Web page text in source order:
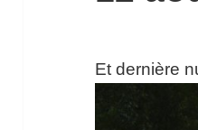
Et dernière